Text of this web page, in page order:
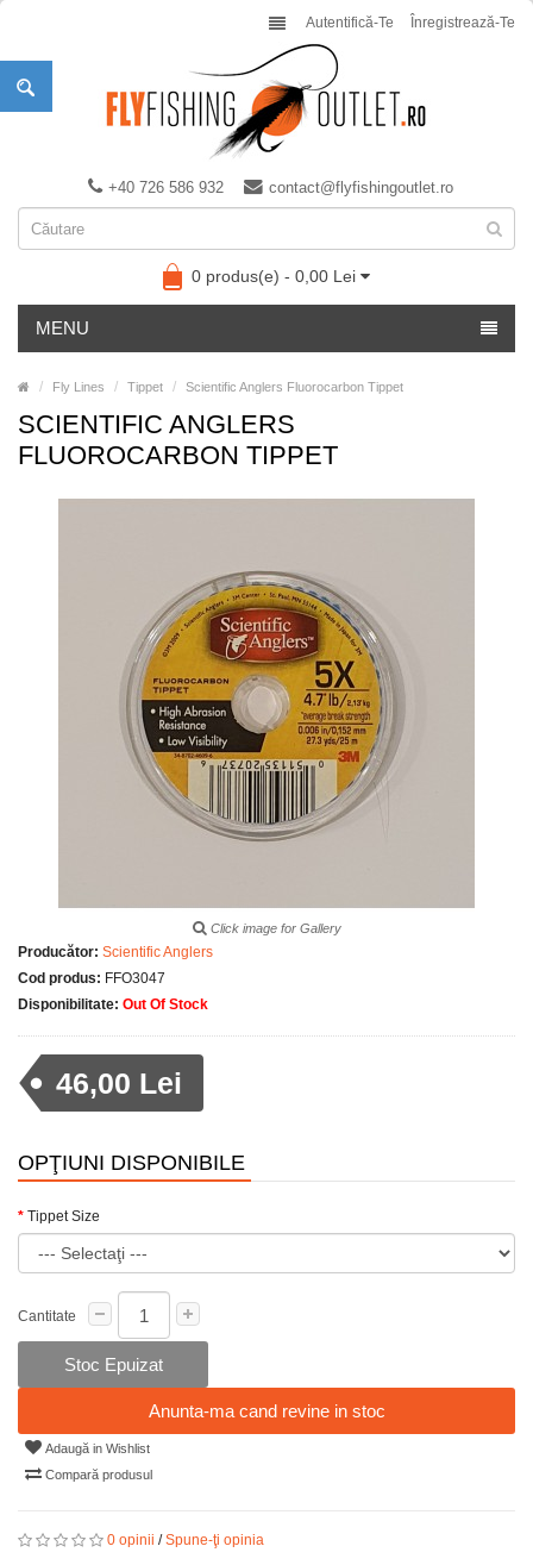
Autentifică-Te Înregistrează-Te
+40 726 586 932 contact@flyfishingoutlet.ro
0 produs(e) - 0,00 Lei
MENU
Fly Lines Tippet Scientific Anglers Fluorocarbon Tippet
SCIENTIFIC ANGLERS
FLUOROCARBON TIPPET
Click image for Gallery
Producător: Scientific Anglers
Cod produs: FFO3047
Disponibilitate: Out Of Stock
46,00 Lei
OPŢIUNI DISPONIBILE
Tippet Size
Cantitate
Stoc Epuizat
Anunta-ma cand revine in stoc
Adaugă in Wishlist
Compară produsul
0 opinii /Spune-ţi opinia